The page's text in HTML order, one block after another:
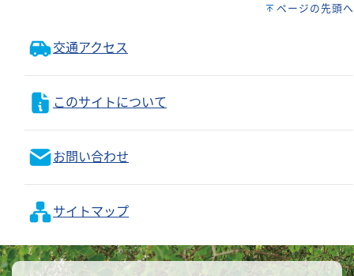
ページの先頭へ
交通アクセス
このサイトについて
お問い合わせ
サイトマップ